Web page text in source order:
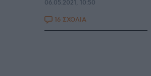
06.05.2021, 10:50
16 ΣΧΟΛΙΑ